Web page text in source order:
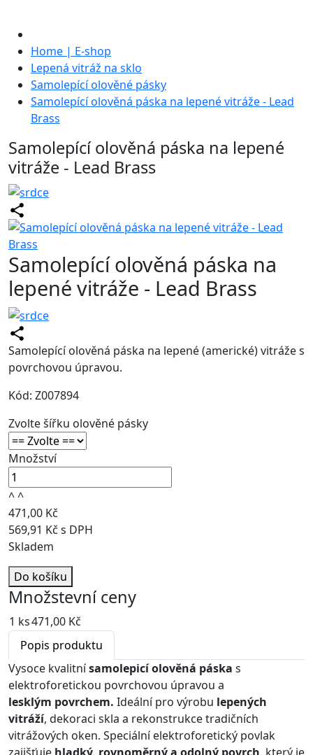
Home | E-shop
Lepená vitráž na sklo
Samolepící olověné pásky
Samolepící olověná páska na lepené vitráže - Lead
Brass
Samolepící olověná páska na lepené
vitráže - Lead Brass
Samolepící olověná páska na
lepené vitráže - Lead Brass
Samolepící olověná páska na lepené (americké) vitráže s
povrchovou úpravou.
Kód: Z007894
Zvolte šířku olověné pásky
Množství
^^
471,00 Kč
569,91 Kč s DPH
Skladem
Do košíku
Množstevní ceny
1 ks471,00 Kč
Popis produktu
Vysoce kvalitnísamolepicí olověná páska s
elektroforetickou povrchovou úpravou a
lesklým povrchem. Ideální pro výrobu lepených
vitráží, dekoraci skla a rekonstrukce tradičních
vitrážových oken. Speciální elektroforetický povlak